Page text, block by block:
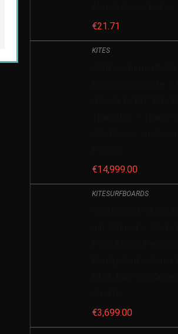
€21.71
KITES
€14,999.00
KITESURFBOARDS
€3,699.00